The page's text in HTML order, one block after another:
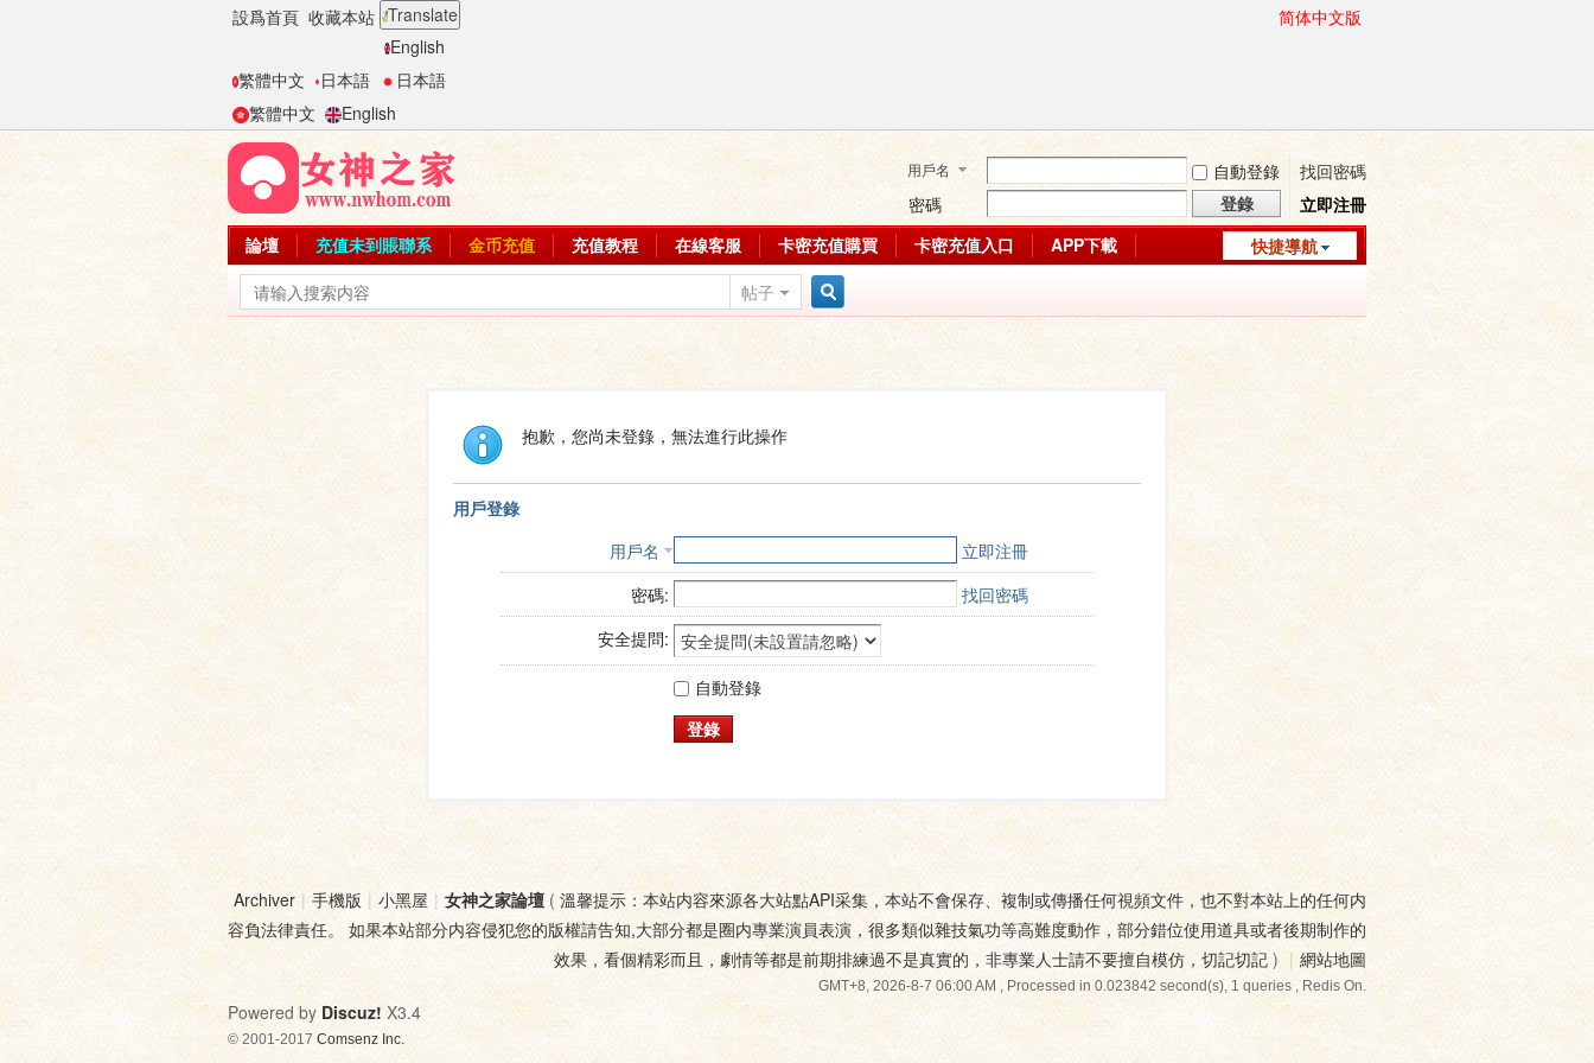
設爲首頁 收藏本站 Translate
English
繁體中文
日本語
日本語
繁體中文
English
简体中文版
用戶名 自動登錄
找回密碼
密碼
登錄
立即注冊
快捷導航
論壇 充值未到賬聯系 金币充值 充值教程 在線客服 卡密充值購買 卡密充值入口
APP下載
帖子
抱歉，您尚未登錄，無法進行此操作
用戶登錄
用戶名
立即注冊
密碼:
找回密碼
安全提問:
自動登錄
登錄
Archiver | 手機版 | 小黑屋 | 女神之家論壇( 溫馨提示：本站内容來源各大站點API采集，本站不會保存、複制或傳播任何視頻文件，也不對本站上的任何内
容負法律責任。 如果本站部分内容侵犯您的版權請告知,大部分都是圈内專業演員表演，很多類似雜技氣功等高難度動作，部分錯位使用道具或者後期制作的
效果，看個精彩而且，劇情等都是前期排練過不是真實的，非專業人士請不要擅自模仿，切記切記 ) | 網站地圖
GMT+8, 2026-8-7 06:00 AM, Processed in 0.023842 second(s), 1 queries , Redis On.
Powered by Discuz! X3.4
© 2001-2017 Comsenz Inc.